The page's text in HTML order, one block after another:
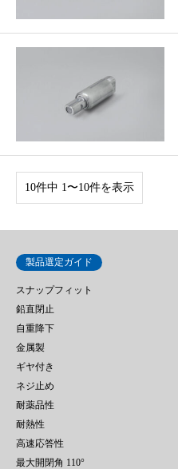
10件中 1〜10件を表示
製品選定ガイド
スナップフィット
鉛直閉止
自重降下
金属製
ギヤ付き
ネジ止め
耐薬品性
耐熱性
高速応答性
最大開閉角 110°